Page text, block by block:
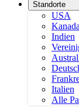
Standorte
USA
Kanada
Indien
Italien
Alle